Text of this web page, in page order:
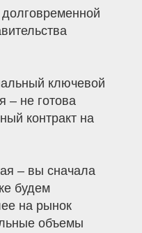
долговременной
ключевой
– не готова
контракт на
– вы сначала
будем
на рынок
объемы